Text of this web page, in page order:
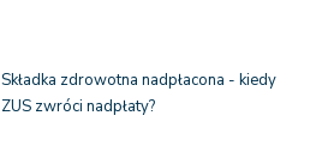
Składka zdrowotna nadpłacona - kiedy
ZUS zwróci nadpłaty?